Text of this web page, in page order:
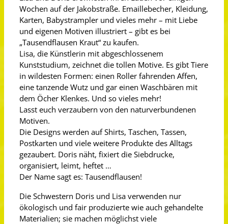
Wochen auf der Jakobstraße. Emaillebecher, Kleidung,
Karten, Babystrampler und vieles mehr – mit Liebe
und eigenen Motiven illustriert – gibt es bei
„Tausendflausen Kraut“ zu kaufen.
Lisa, die Künstlerin mit abgeschlossenem
Kunststudium, zeichnet die tollen Motive. Es gibt Tiere
in wildesten Formen: einen Roller fahrenden Affen,
eine tanzende Wutz und gar einen Waschbären mit
dem Öcher Klenkes. Und so vieles mehr!
Lasst euch verzaubern von den naturverbundenen
Motiven.
Die Designs werden auf Shirts, Taschen, Tassen,
Postkarten und viele weitere Produkte des Alltags
gezaubert. Doris näht, fixiert die Siebdrucke,
organisiert, leimt, heftet …
Der Name sagt es: Tausendflausen!
Die Schwestern Doris und Lisa verwenden nur
ökologisch und fair produzierte wie auch gehandelte
Materialien; sie machen möglichst viele